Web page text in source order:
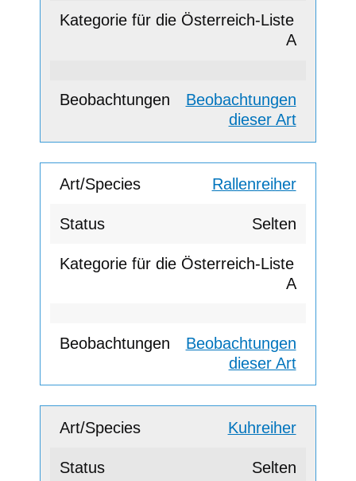
A
Beobachtungen
dieser Art
Rallenreiher
Selten
A
Beobachtungen
dieser Art
Kuhreiher
Selten